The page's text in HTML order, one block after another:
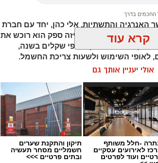
החכמים בדרך
והתשתיות, אלי כהן, יחד עם חברת
לכל צרכן לבחור מאיזה ספק הוא רוכש את
בית מאות ואף אלפי שקלים בשנה,
השימוש ולשעות צריכת החשמל.
קרא עוד
אולי יעניין אותך גם
-חלל משותף
לאירועים עסקיים
ועוד לפרטים
תיקון והתקנת שערים
חשמליים מסחר תעשיה
ובתים פרטיים >>>